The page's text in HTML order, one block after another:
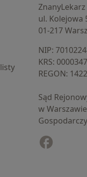
ZnanyLekarz
ul. Kolejowa
01-217
NIP:
KRS:
REGON:
Sąd
w